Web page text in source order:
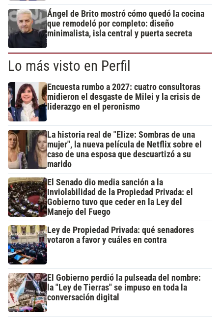
Ángel de Brito mostró cómo quedó la cocina
que remodeló por completo: diseño
minimalista, isla central y puerta secreta
Lo más visto en Perfil
Encuesta rumbo a 2027: cuatro consultoras
midieron el desgaste de Milei y la crisis de
liderazgo en el peronismo
La historia real de "Elize: Sombras de una
mujer", la nueva película de Netflix sobre el
caso de una esposa que descuartizó a su
marido
El Senado dio media sanción a la
Inviolabilidad de la Propiedad Privada: el
Gobierno tuvo que ceder en la Ley del
Manejo del Fuego
Ley de Propiedad Privada: qué senadores
votaron a favor y cuáles en contra
El Gobierno perdió la pulseada del nombre:
la "Ley de Tierras" se impuso en toda la
conversación digital